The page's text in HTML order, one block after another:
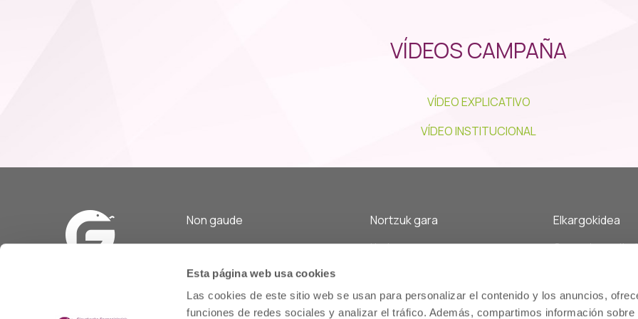
Esta página web usa cookies
Las cookies de este sitio web se usan para personalizar el contenido y los anuncios,
funciones de redes sociales y analizar el tráfico. Además, compartimos información sobre
VÍDEOS CAMPAÑA
VÍDEO EXPLICATIVO
VÍDEO INSTITUCIONAL
Non gaude
20006 Donostia/San Sebastián
Telf: 943 42 91 14
Ordutegia A-O
Nortzuk gara
Hasiera
Estatutuak
Memoria
Elkargokidea
Osasun